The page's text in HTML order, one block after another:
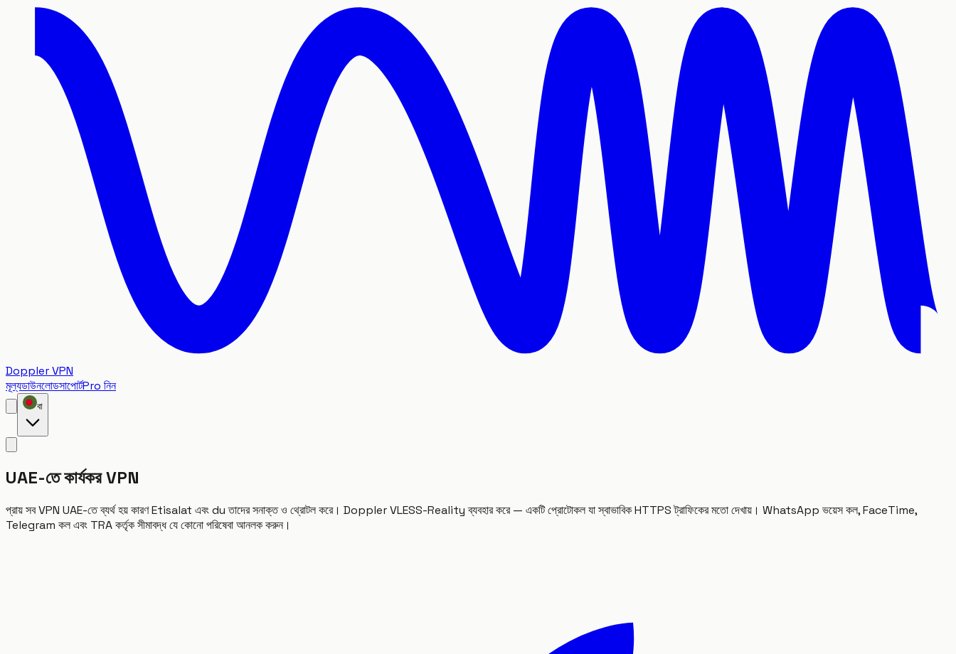
Doppler VPN
মূল্যডাউনলোডসাপোর্টPro নিন
বা
UAE-তে কার্যকর VPN
প্রায় সব VPN UAE-তে ব্যর্থ হয় কারণ Etisalat এবং du তাদের সনাক্ত ও থ্রোটল করে। Doppler VLESS-Reality ব্যবহার করে — একটি প্রোটোকল যা স্বাভাবিক HTTPS ট্রাফিকের মতো দেখায়। WhatsApp ভয়েস কল, FaceTime,
Telegram কল এবং TRA কর্তৃক সীমাবদ্ধ যে কোনো পরিষেবা আনলক করুন।